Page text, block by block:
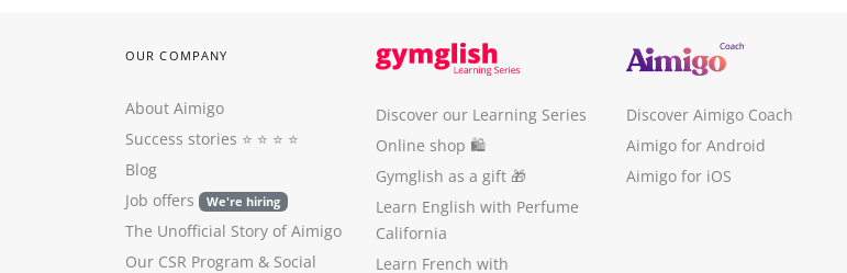
OUR COMPANY
About Aimigo
Success stories ⭐️ ⭐️ ⭐️ ⭐️
Blog
Job offers
We're hiring
The Unofficial Story of Aimigo
Our CSR Program & Social
Discover our Learning Series
Online shop 🛍
Gymglish as a gift 🎁
Learn English with Perfume
California
Learn French with
Discover Aimigo Coach
Aimigo for Android
Aimigo for iOS